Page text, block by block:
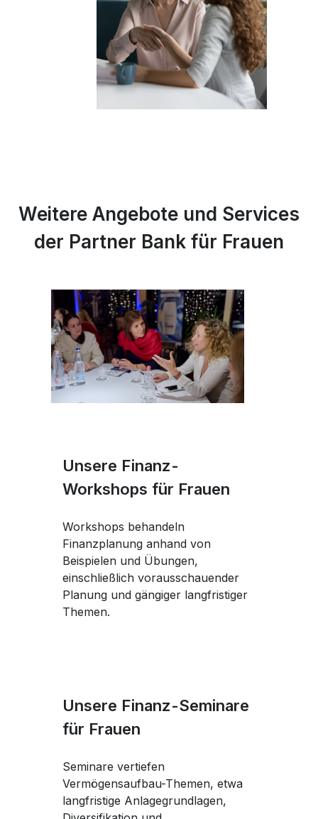
Weitere Angebote und Services
der Partner Bank für Frauen
Unsere Finanz-
Workshops für Frauen
Workshops behandeln
Finanzplanung anhand von
Beispielen und Übungen,
einschließlich vorausschauender
Planung und gängiger langfristiger
Themen.
Unsere Finanz-Seminare
für Frauen
Seminare vertiefen
Vermögensaufbau-Themen, etwa
langfristige Anlagegrundlagen,